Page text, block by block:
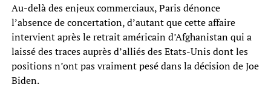
Au-delà des enjeux commerciaux, Paris dénonce
l’absence de concertation, d’autant que cette affaire
intervient après le retrait américain d’Afghanistan qui a
laissé des traces auprès d’alliés des Etats-Unis dont les
positions n’ont pas vraiment pesé dans la décision de Joe
Biden.